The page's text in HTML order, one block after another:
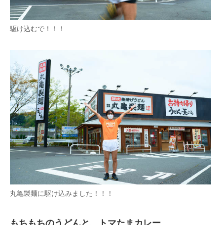
駆け込むで！！！
丸亀製麺に駆け込みました！！！